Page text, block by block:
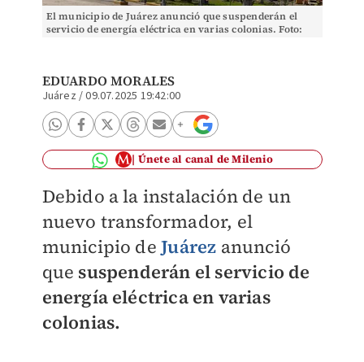
El municipio de Juárez anunció que suspenderán el
servicio de energía eléctrica en varias colonias. Foto:
EDUARDO MORALES
Juárez /09.07.2025 19:42:00
Únete al canal de Milenio
Debido a la instalación de un
nuevo transformador, el
municipio deJuárez anunció
que suspenderán el servicio de
energía eléctrica en varias
colonias.